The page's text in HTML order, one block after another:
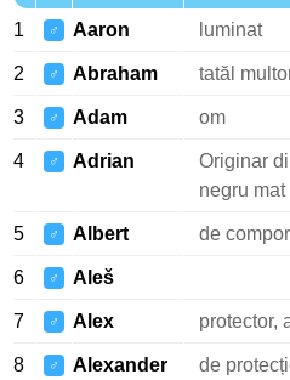
1 ♂ Aaron luminat
2 ♂ Abraham tatăl
3 ♂ Adam om
4 ♂ Adrian
Originar
negru
5 ♂ Albert de
6 ♂ Aleš
7 ♂ Alex protector,
8 ♂ Alexander de